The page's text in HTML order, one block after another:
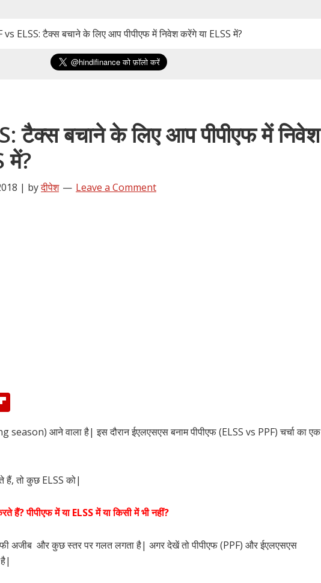
vs ELSS: टैक्स बचाने के लिए आप पीपीएफ में निवेश करेंगे या ELSS में?
टैक्स बचाने के लिए आप पीपीएफ में निवेश
में?
| byदीपेश Leave a Comment
b
ar
आने वाला है| इस दौरान ईएलएसएस बनाम पीपीएफ (ELSS vs PPF) चर्चा का एक
हैं, तो कुछ ELSS को|
पीपीएफ में या ELSS में या किसी में भी नहीं?
अजीब और कुछ स्तर पर गलत लगता है| अगर देखें तो पीपीएफ (PPF) और ईएलएसएस